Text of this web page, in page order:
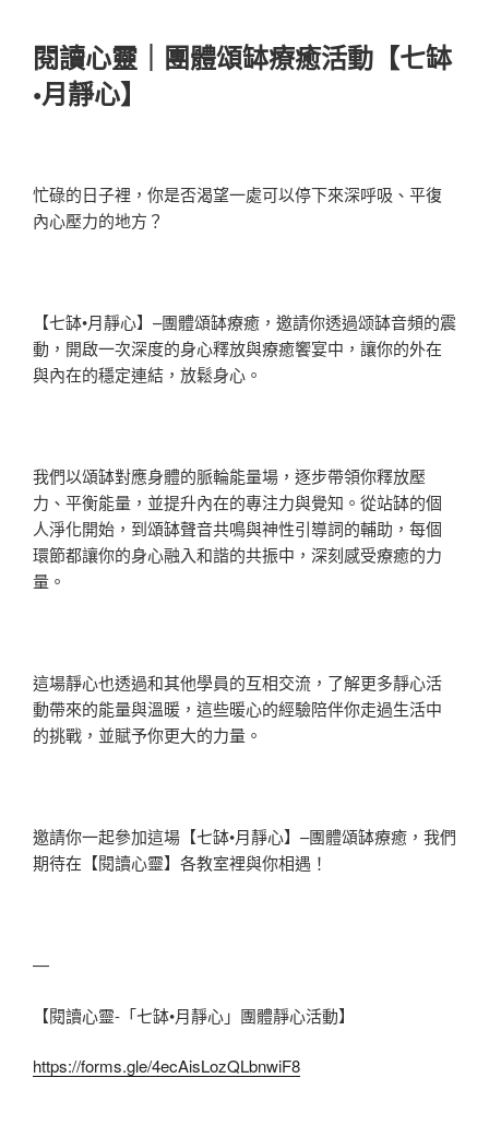
閱讀心靈｜團體頌缽療癒活動【七缽
•月靜心】
忙碌的日子裡，你是否渴望一處可以停下來深呼吸、平復
內心壓力的地方？
【七缽•月靜心】–團體頌缽療癒，邀請你透過颂缽音頻的震
動，開啟一次深度的身心釋放與療癒饗宴中，讓你的外在
與內在的穩定連結，放鬆身心。
我們以頌缽對應身體的脈輪能量場，逐步帶領你釋放壓
力、平衡能量，並提升內在的專注力與覺知。從站缽的個
人淨化開始，到頌缽聲音共鳴與神性引導詞的輔助，每個
環節都讓你的身心融入和諧的共振中，深刻感受療癒的力
量。
這場靜心也透過和其他學員的互相交流，了解更多靜心活
動帶來的能量與溫暖，這些暖心的經驗陪伴你走過生活中
的挑戰，並賦予你更大的力量。
邀請你一起參加這場【七缽•月靜心】–團體頌缽療癒，我們
期待在【閱讀心靈】各教室裡與你相遇！
—
【閱讀心靈-「七缽•月靜心」團體靜心活動】
https://forms.gle/4ecAisLozQLbnwiF8